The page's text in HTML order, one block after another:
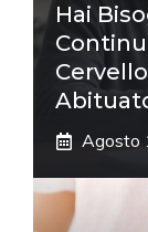
Hai
Agosto